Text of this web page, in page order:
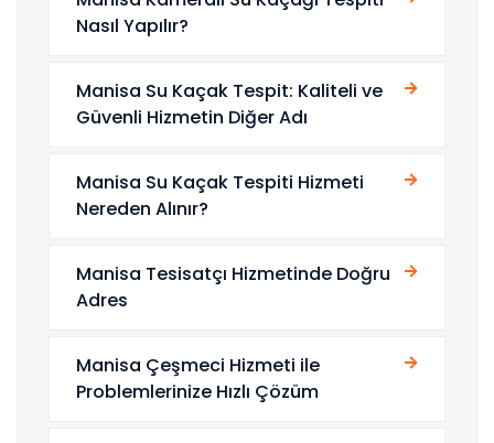
Nasıl Yapılır?
Manisa Su Kaçak Tespit: Kaliteli ve
Güvenli Hizmetin Diğer Adı
Manisa Su Kaçak Tespiti Hizmeti
Nereden Alınır?
Manisa Tesisatçı Hizmetinde Doğru
Adres
Manisa Çeşmeci Hizmeti ile
Problemlerinize Hızlı Çözüm